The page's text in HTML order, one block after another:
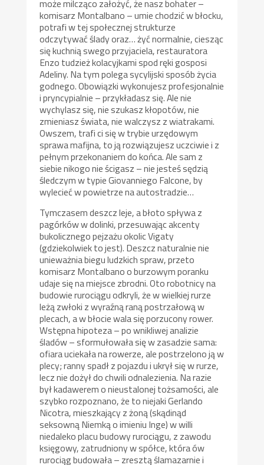
może milcząco założyć, że nasz bohater –
komisarz Montalbano – umie chodzić w błocku,
potrafi w tej społecznej strukturze
odczytywać ślady oraz… żyć normalnie, ciesząc
się kuchnią swego przyjaciela, restauratora
Enzo tudzież kolacyjkami spod ręki gosposi
Adeliny. Na tym polega sycylijski sposób życia
godnego. Obowiązki wykonujesz profesjonalnie
i pryncypialnie – przykładasz się. Ale nie
wychylasz się, nie szukasz kłopotów, nie
zmieniasz świata, nie walczysz z wiatrakami.
Owszem, trafi ci się w trybie urzędowym
sprawa mafijna, to ją rozwiązujesz uczciwie i z
pełnym przekonaniem do końca. Ale sam z
siebie nikogo nie ścigasz – nie jesteś sędzią
śledczym w typie Giovanniego Falcone, by
wylecieć w powietrze na autostradzie…
Tymczasem deszcz leje, a błoto spływa z
pagórków w dolinki, przesuwając akcenty
bukolicznego pejzażu okolic Vigaty
(gdziekolwiek to jest). Deszcz naturalnie nie
unieważnia biegu ludzkich spraw, przeto
komisarz Montalbano o burzowym poranku
udaje się na miejsce zbrodni. Oto robotnicy na
budowie rurociągu odkryli, że w wielkiej rurze
leżą zwłoki z wyraźną raną postrzałową w
plecach, a w błocie wala się porzucony rower.
Wstępna hipoteza – po wnikliwej analizie
śladów – sformułowała się w zasadzie sama:
ofiara uciekała na rowerze, ale postrzelono ją w
plecy; ranny spadł z pojazdu i ukrył się w rurze,
lecz nie dożył do chwili odnalezienia. Na razie
był kadawerem o nieustalonej tożsamości, ale
szybko rozpoznano, że to niejaki Gerlando
Nicotra, mieszkający z żoną (skądinąd
seksowną Niemką o imieniu Inge) w willi
niedaleko placu budowy rurociągu, z zawodu
księgowy, zatrudniony w spółce, która ów
rurociąg budowała – zresztą ślamazarnie i